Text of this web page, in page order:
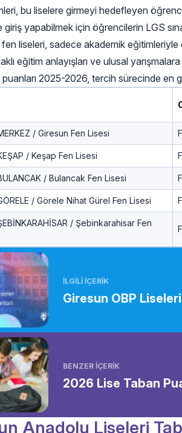
bu liselere girmeyi hedefleyen
giriş yapabilmek için öğrencilerin LGS
fen liseleri, sadece akademik
eğitim anlayışları ve ulusal
2025-2026, tercih sürecinde en
/ Giresun Fen Lisesi
/ Keşap Fen Lisesi
/ Bulancak Fen Lisesi
/ Görele Nihat Gürel Fen Lisesi
/ Şebinkarahisar Fen
İLGİLİ İÇERİK
Giresun OBP
BENZER İÇERİK
2026 Lise Taban
Anadolu Liseleri